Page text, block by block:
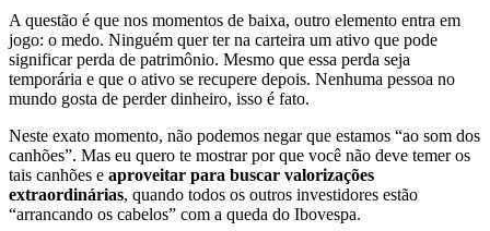
A questão é que nos momentos de baixa, outro elemento entra em
jogo: o medo. Ninguém quer ter na carteira um ativo que pode
significar perda de patrimônio. Mesmo que essa perda seja
temporária e que o ativo se recupere depois. Nenhuma pessoa no
mundo gosta de perder dinheiro, isso é fato.
Neste exato momento, não podemos negar que estamos “ao som dos
canhões”. Mas eu quero te mostrar por que você não deve temer os
tais canhões e aproveitar para buscar valorizações
extraordinárias, quando todos os outros investidores estão
“arrancando os cabelos” com a queda do Ibovespa.